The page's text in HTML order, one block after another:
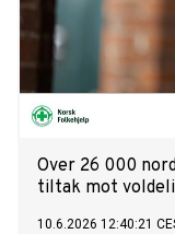
Over 26 000
tiltak mot
10.6.2026 12:40:21